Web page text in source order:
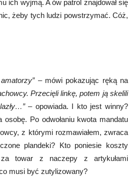
ich wyjmą. A ów patrol znajdował się
żeby tych ludzi powstrzymać. Cóż,
– mówi pokazując ręką na
Przecięli linkę, potem ją skelili
– opowiada. I kto jest winny?
Po odwołaniu kwota mandatu
z którymi rozmawiałem, zwraca
plandeki? Kto poniesie koszty
towar z naczepy z artykułami
musi być zutylizowany?